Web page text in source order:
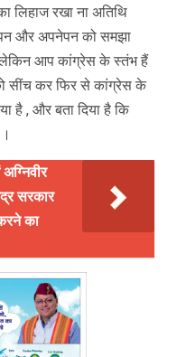
लिहाज रखा ना अतिथि
और अपनेपन को समझा
आप कांग्रेस के स्तंभ हैं
सींच कर फिर से कांग्रेस के
है , और बता दिया है कि
सरकार
का